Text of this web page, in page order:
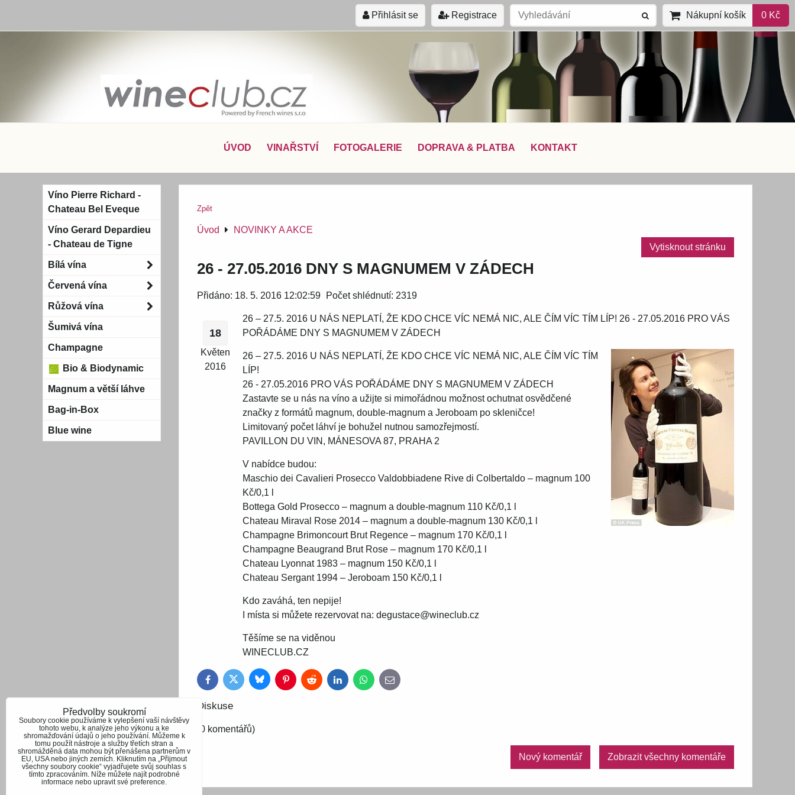
Přihlásit se Registrace Nákupní košík 0 Kč
ÚVOD VINAŘSTVÍ FOTOGALERIE DOPRAVA & PLATBA KONTAKT
Zpět
Úvod
NOVINKY A AKCE
Vytisknout stránku
26 - 27.05.2016 DNY S MAGNUMEM V ZÁDECH
Přidáno: 18. 5. 2016 12:02:59 Počet shlédnutí: 2319
18
Květen
2016
26 – 27.5. 2016 U NÁS NEPLATÍ, ŽE KDO CHCE VÍC NEMÁ NIC, ALE ČÍM VÍC TÍM LÍP! 26 - 27.05.2016 PRO VÁS
POŘÁDÁME DNY S MAGNUMEM V ZÁDECH
26 – 27.5. 2016 U NÁS NEPLATÍ, ŽE KDO CHCE VÍC NEMÁ NIC, ALE ČÍM VÍC TÍM
LÍP!
26 - 27.05.2016 PRO VÁS POŘÁDÁME DNY S MAGNUMEM V ZÁDECH
Zastavte se u nás na víno a užijte si mimořádnou možnost ochutnat osvědčené
značky z formátů magnum, double-magnum a Jeroboam po skleničce!
Limitovaný počet láhví je bohužel nutnou samozřejmostí.
PAVILLON DU VIN, MÁNESOVA 87, PRAHA 2
V nabídce budou:
Maschio dei Cavalieri Prosecco Valdobbiadene Rive di Colbertaldo – magnum 100
Kč/0,1 l
Bottega Gold Prosecco – magnum a double-magnum 110 Kč/0,1 l
Chateau Miraval Rose 2014 – magnum a double-magnum 130 Kč/0,1 l
Champagne Brimoncourt Brut Regence – magnum 170 Kč/0,1 l
Champagne Beaugrand Brut Rose – magnum 170 Kč/0,1 l
Chateau Lyonnat 1983 – magnum 150 Kč/0,1 l
Chateau Sergant 1994 – Jeroboam 150 Kč/0,1 l
Kdo zaváhá, ten nepije!
I místa si můžete rezervovat na: degustace@wineclub.cz
Těšíme se na viděnou
WINECLUB.CZ
FacebookTwitter BlueskyPinterestReddit LinkedInWhatsApp
E-
mail
Diskuse
(0 komentářů)
Zobrazit všechny komentáře
Nový komentář
Víno Pierre Richard -
Chateau Bel Eveque
Víno Gerard Depardieu
- Chateau de Tigne
Bílá vína
Červená vína
Růžová vína
Šumivá vína
Champagne
Bio & Biodynamic
Magnum a větší láhve
Bag-in-Box
Blue wine
Předvolby soukromí
Soubory cookie používáme k vylepšení vaší návštěvy
tohoto webu, k analýze jeho výkonu a ke
shromažďování údajů o jeho používání. Můžeme k
tomu použít nástroje a služby třetích stran a
shromážděná data mohou být přenášena partnerům v
EU, USA nebo jiných zemích. Kliknutím na „Přijmout
všechny soubory cookie“ vyjadřujete svůj souhlas s
tímto zpracováním. Níže můžete najít podrobné
informace nebo upravit své preference.